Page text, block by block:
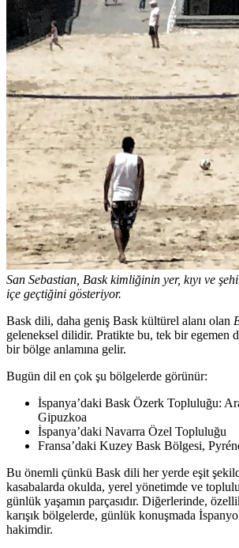
San Sebastian, Bask kimliğinin yer, kıyı ve
içe geçtiğini gösteriyor.
Bask dili, daha geniş Bask kültürel alanı olan
geleneksel dilidir. Pratikte bu, tek bir egemen
bir bölge anlamına gelir.
Bugün dil en çok şu bölgelerde görünür:
İspanya’daki Bask Özerk Topluluğu:
Gipuzkoa
İspanya’daki Navarra Özel Topluluğu
Fransa’daki Kuzey Bask Bölgesi,
Bu önemli çünkü Bask dili her yerde eşit
kasabalarda okulda, yerel yönetimde ve
günlük yaşamın parçasıdır. Diğerlerinde,
karışık bölgelerde, günlük konuşmada
hakimdir.